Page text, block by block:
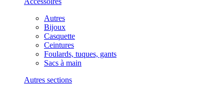
Autres
Bijoux
Casquette
Ceintures
Foulards, tuques, gants
Sacs à main
Autres sections